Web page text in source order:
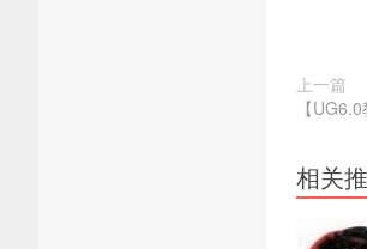
上一篇
【
相关